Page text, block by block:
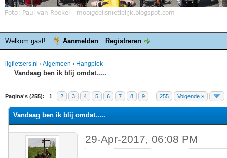
Welkom gast! Aanmelden Registreren
ligfietsers.nl ›Algemeen › Hangplek
Vandaag ben ik blij omdat.....
Pagina's (255): 1 2 3 4 5 6 7 8 9 255 Volgende »
waardering is 4.25
Vandaag ben ik blij omdat.....
29-Apr-2017, 06:08 PM